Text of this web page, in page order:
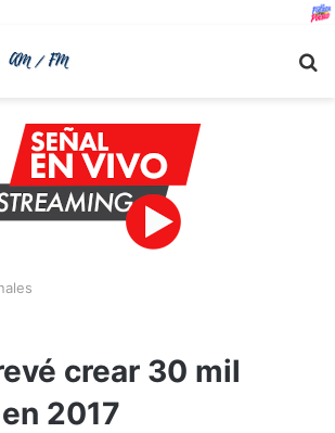
crear 30 mil
2017